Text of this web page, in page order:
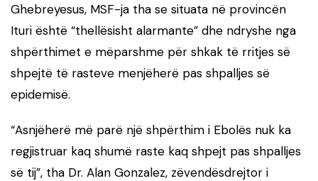
Ghebreyesus, MSF-ja tha se situata në provincën
Ituri është “thellësisht alarmante” dhe ndryshe nga
shpërthimet e mëparshme për shkak të rritjes së
shpejtë të rasteve menjëherë pas shpalljes së
epidemisë.
“Asnjëherë më parë një shpërthim i Ebolës nuk ka
regjistruar kaq shumë raste kaq shpejt pas shpalljes
së tij”, tha Dr. Alan Gonzalez, zëvendësdrejtor i